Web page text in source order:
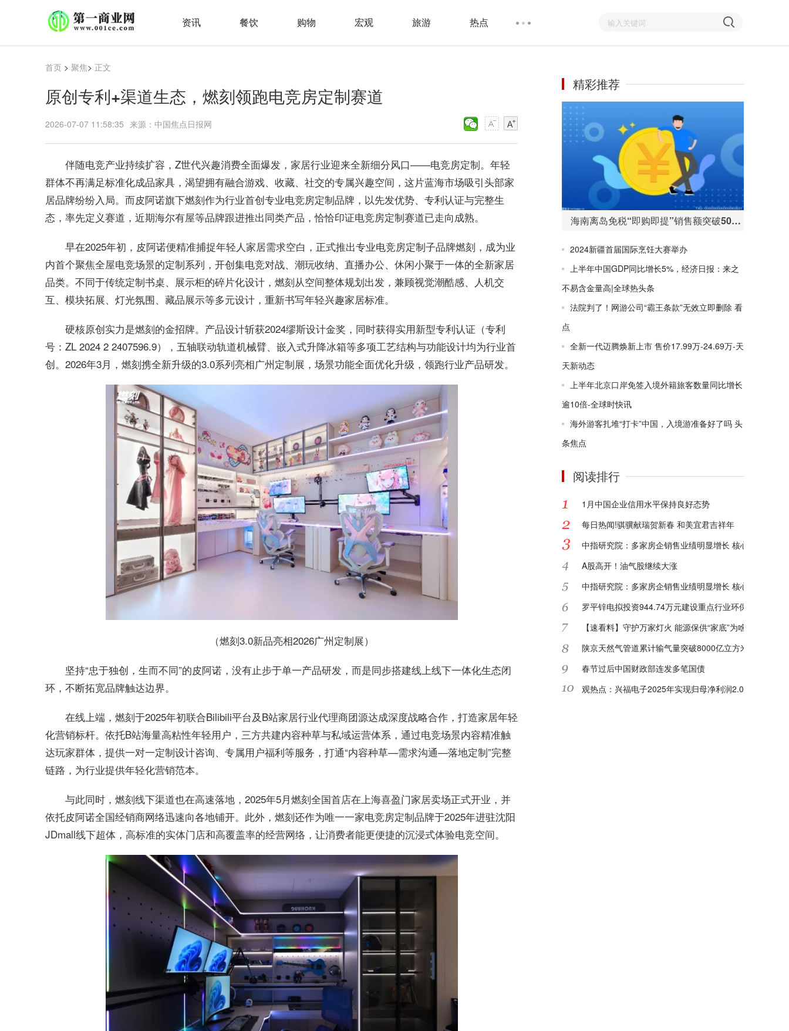
资讯 餐饮 购物 宏观 旅游 热点
首页 > 聚焦> 正文
原创专利+渠道生态，燃刻领跑电竞房定制赛道
2026-07-07 11:58:35 来源：中国焦点日报网
伴随电竞产业持续扩容，Z世代兴趣消费全面爆发，家居行业迎来全新细分风口——电竞房定制。年轻
群体不再满足标准化成品家具，渴望拥有融合游戏、收藏、社交的专属兴趣空间，这片蓝海市场吸引头部家
居品牌纷纷入局。而皮阿诺旗下燃刻作为行业首创专业电竞房定制品牌，以先发优势、专利认证与完整生
态，率先定义赛道，近期海尔有屋等品牌跟进推出同类产品，恰恰印证电竞房定制赛道已走向成熟。
早在2025年初，皮阿诺便精准捕捉年轻人家居需求空白，正式推出专业电竞房定制子品牌燃刻，成为业
内首个聚焦全屋电竞场景的定制系列，开创集电竞对战、潮玩收纳、直播办公、休闲小聚于一体的全新家居
品类。不同于传统定制书桌、展示柜的碎片化设计，燃刻从空间整体规划出发，兼顾视觉潮酷感、人机交
互、模块拓展、灯光氛围、藏品展示等多元设计，重新书写年轻兴趣家居标准。
硬核原创实力是燃刻的金招牌。产品设计斩获2024缪斯设计金奖，同时获得实用新型专利认证（专利
号：ZL 2024 2 2407596.9），五轴联动轨道机械臂、嵌入式升降冰箱等多项工艺结构与功能设计均为行业首
创。2026年3月，燃刻携全新升级的3.0系列亮相广州定制展，场景功能全面优化升级，领跑行业产品研发。
（燃刻3.0新品亮相2026广州定制展）
坚持“忠于独创，生而不同”的皮阿诺，没有止步于单一产品研发，而是同步搭建线上线下一体化生态闭
环，不断拓宽品牌触达边界。
在线上端，燃刻于2025年初联合Bilibili平台及B站家居行业代理商团源达成深度战略合作，打造家居年轻
化营销标杆。依托B站海量高粘性年轻用户，三方共建内容种草与私域运营体系，通过电竞场景内容精准触
达玩家群体，提供一对一定制设计咨询、专属用户福利等服务，打通“内容种草—需求沟通—落地定制”完整
链路，为行业提供年轻化营销范本。
与此同时，燃刻线下渠道也在高速落地，2025年5月燃刻全国首店在上海喜盈门家居卖场正式开业，并
依托皮阿诺全国经销商网络迅速向各地铺开。此外，燃刻还作为唯一一家电竞房定制品牌于2025年进驻沈阳
JDmall线下超体，高标准的实体门店和高覆盖率的经营网络，让消费者能更便捷的沉浸式体验电竞空间。
精彩推荐
海南离岛免税“即购即提”销售额突破50亿元 购物人数255万人次
2024新疆首届国际烹饪大赛举办
上半年中国GDP同比增长5%，经济日报：来之
不易含金量高|全球热头条
法院判了！网游公司“霸王条款”无效立即删除 看
点
全新一代迈腾焕新上市 售价17.99万-24.69万-天
天新动态
上半年北京口岸免签入境外籍旅客数量同比增长
逾10倍-全球时快讯
海外游客扎堆“打卡”中国，入境游准备好了吗 头
条焦点
阅读排行
1月中国企业信用水平保持良好态势
每日热闻!骐骥献瑞贺新春 和美宜君吉祥年
中指研究院：多家房企销售业绩明显增长 核心城市或迎"
A股高开！油气股继续大涨
中指研究院：多家房企销售业绩明显增长 核心城市或迎"
罗平锌电拟投资944.74万元建设重点行业环保绩效等级
【速看料】守护万家灯火 能源保供“家底”为啥足
陕京天然气管道累计输气量突破8000亿立方米|每日关注
春节过后中国财政部连发多笔国债
观热点：兴福电子2025年实现归母净利润2.08亿元 同比